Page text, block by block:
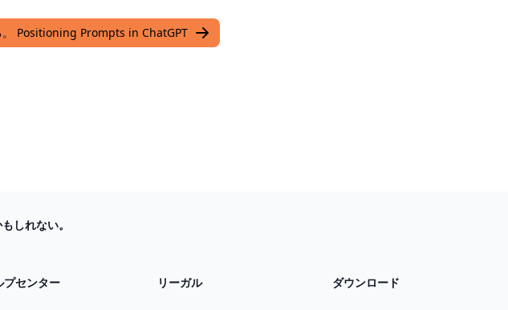
。 Positioning Prompts in ChatGPT
しれない。
プセンター リーガル ダウンロード